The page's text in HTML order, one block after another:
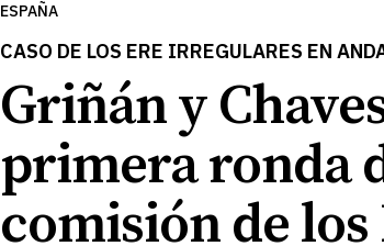
ESPAÑA
CASO DE LOS ERE IRREGULARES EN
Griñán y
primera ronda
comisión de los